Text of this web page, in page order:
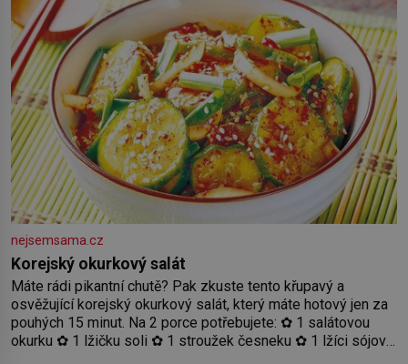
nejsemsama.cz
Korejský okurkový salát
Máte rádi pikantní chutě? Pak zkuste tento křupavý a
osvěžující korejský okurkový salát, který máte hotový jen za
pouhých 15 minut. Na 2 porce potřebujete: ✿ 1 salátovou
okurku ✿ 1 lžičku soli ✿ 1 stroužek česneku ✿ 1 lžíci sójové